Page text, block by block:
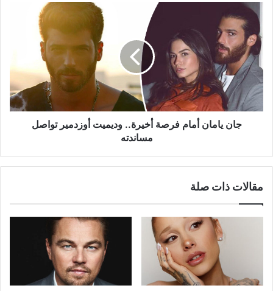
جان
يامان
أمام
فرصة
أخيرة..
وديميت
أوزدمير
تواصل
مساندته
جان يامان أمام فرصة أخيرة.. وديميت أوزدمير تواصل
مساندته
مقالات ذات صلة